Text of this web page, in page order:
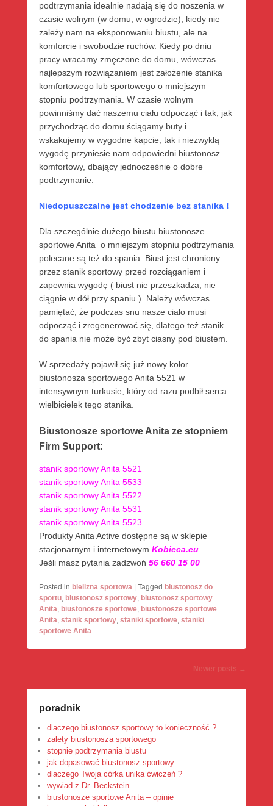
podtrzymania idealnie nadają się do noszenia w
czasie wolnym (w domu, w ogrodzie), kiedy nie
zależy nam na eksponowaniu biustu, ale na
komforcie i swobodzie ruchów. Kiedy po dniu
pracy wracamy zmęczone do domu, wówczas
najlepszym rozwiązaniem jest założenie stanika
komfortowego lub sportowego o mniejszym
stopniu podtrzymania. W czasie wolnym
powinniśmy dać naszemu ciału odpocząć i tak, jak
przychodząc do domu ściągamy buty i
wskakujemy w wygodne kapcie, tak i niezwykłą
wygodę przyniesie nam odpowiedni biustonosz
komfortowy, dbający jednocześnie o dobre
podtrzymanie.
Niedopuszczalne jest chodzenie bez stanika !
Dla szczególnie dużego biustu biustonosze
sportowe Anita o mniejszym stopniu podtrzymania
polecane są też do spania. Biust jest chroniony
przez stanik sportowy przed rozciąganiem i
zapewnia wygodę ( biust nie przeszkadza, nie
ciągnie w dół przy spaniu ). Należy wówczas
pamiętać, że podczas snu nasze ciało musi
odpocząć i zregenerować się, dlatego też stanik
do spania nie może być zbyt ciasny pod biustem.
W sprzedaży pojawił się już nowy kolor
biustonosza sportowego Anita 5521 w
intensywnym turkusie, który od razu podbił serca
wielbicielek tego stanika.
Biustonosze sportowe Anita ze stopniem
Firm Support:
stanik sportowy Anita 5521
stanik sportowy Anita 5533
stanik sportowy Anita 5522
stanik sportowy Anita 5531
stanik sportowy Anita 5523
Produkty Anita Active dostępne są w sklepie
stacjonarnym i internetowym Kobieca.eu
Jeśli masz pytania zadzwoń 56 660 15 00
Posted in bielizna sportowa Tagged biustonosz do
sportu, biustonosz sportowy, biustonosz sportowy
Anita, biustonosze sportowe, biustonosze sportowe
Anita, stanik sportowy, staniki sportowe, staniki
sportowe Anita
Newer posts →
poradnik
dlaczego biustonosz sportowy to konieczność ?
zalety biustonosza sportowego
stopnie podtrzymania biustu
jak dopasować biustonosz sportowy
dlaczego Twoja córka unika ćwiczeń ?
wywiad z Dr. Beckstein
biustonosze sportowe Anita – opinie